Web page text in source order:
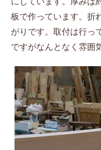
板で作っています。折
がりです。取付は行っ
ですがなんとなく雰囲